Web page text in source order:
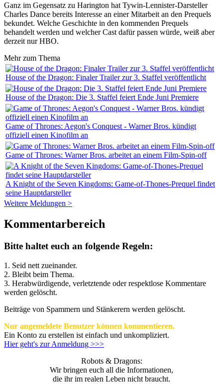
Ganz im Gegensatz zu Harington hat Tywin-Lennister-Darsteller
Charles Dance bereits Interesse an einer Mitarbeit an den Prequels
bekundet. Welche Geschichte in den kommenden Prequels
behandelt werden und welcher Cast dafür passen würde, weiß aber
derzeit nur HBO.
Mehr zum Thema
House of the Dragon: Finaler Trailer zur 3. Staffel veröffentlicht
House of the Dragon: Die 3. Staffel feiert Ende Juni Premiere
Game of Thrones: Aegon's Conquest - Warner Bros. kündigt
offiziell einen Kinofilm an
Game of Thrones: Warner Bros. arbeitet an einem Film-Spin-off
A Knight of the Seven Kingdoms: Game-of-Thones-Prequel findet
seine Hauptdarsteller
Weitere Meldungen >
Kommentarbereich
Bitte haltet euch an folgende Regeln:
1. Seid nett zueinander.
2. Bleibt beim Thema.
3. Herabwürdigende, verletztende oder respektlose Kommentare
werden gelöscht.
Beiträge von Spammern und Stänkerern werden gelöscht.
Nur angemeldete Benutzer können kommentieren.
Ein Konto zu erstellen ist einfach und unkompliziert.
Hier geht's zur Anmeldung >>>
Robots & Dragons:
Wir bringen euch all die Informationen,
die ihr im realen Leben nicht braucht.